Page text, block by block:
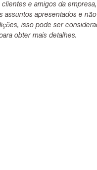
e amigos da empresa,
assuntos apresentados e não
isso pode ser
obter mais detalhes.